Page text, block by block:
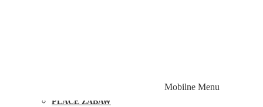
PLACE ZABAW
Mobilne Menu